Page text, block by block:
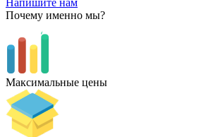
Почему именно мы?
Максимальные цены